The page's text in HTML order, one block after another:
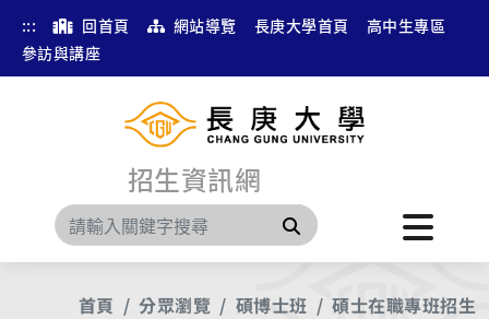
::: 回首頁 網站導覽 長庚大學首頁
高中生專區
參訪與講座
招生資訊網
搜尋
首頁 分眾瀏覽 碩博士班 碩士在職專班招生